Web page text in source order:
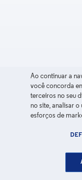
Ao continuar a
você concorda
terceiros no seu
no site, analisar
esforços de